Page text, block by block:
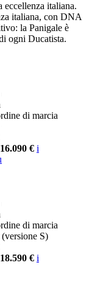
eccellenza italiana.
italiana, con DNA
la Panigale è
ogni Ducatista.
di marcia
€ i
di marcia
(versione S)
€ i